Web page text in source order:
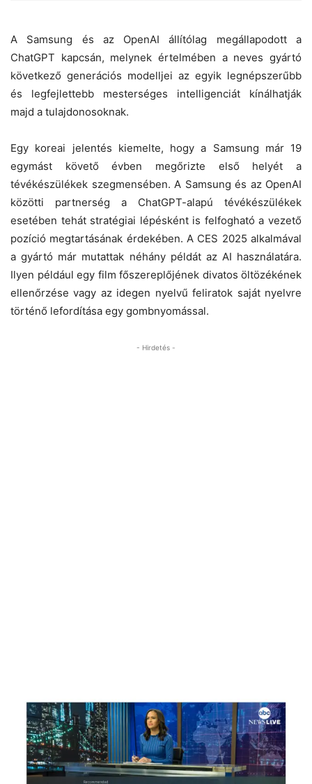
A Samsung és az OpenAI állítólag megállapodott a
ChatGPT kapcsán, melynek értelmében a neves gyártó
következő generációs modelljei az egyik legnépszerűbb
és legfejlettebb mesterséges intelligenciát kínálhatják
majd a tulajdonosoknak.
Egy koreai jelentés kiemelte, hogy a Samsung már 19
egymást követő évben megőrizte első helyét a
tévékészülékek szegmensében. A Samsung és az OpenAI
közötti partnerség a ChatGPT-alapú tévékészülékek
esetében tehát stratégiai lépésként is felfogható a vezető
pozíció megtartásának érdekében. A CES 2025 alkalmával
a gyártó már mutattak néhány példát az AI használatára.
Ilyen például egy film főszereplőjének divatos öltözékének
ellenőrzése vagy az idegen nyelvű feliratok saját nyelvre
történő lefordítása egy gombnyomással.
- Hirdetés -